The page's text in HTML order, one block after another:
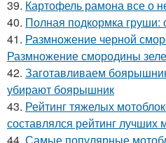
39. Картофель рамона все о
40. Полная подкормка груши:
41. Размножение черной
Размножение смородины
42. Заготавливаем
убирают боярышник
43. Рейтинг тяжелых
составлялся рейтинг лучших